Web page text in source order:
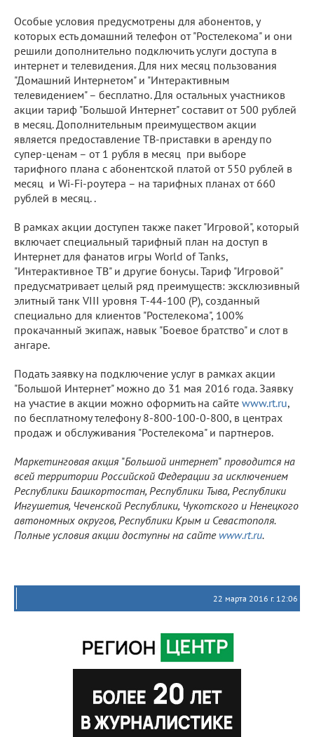
Особые условия предусмотрены для абонентов, у
которых есть домашний телефон от "Ростелекома" и они
решили дополнительно подключить услуги доступа в
интернет и телевидения. Для них месяц пользования
"Домашний Интернетом" и "Интерактивным
телевидением" – бесплатно. Для остальных участников
акции тариф "Большой Интернет" составит от 500 рублей
в месяц. Дополнительным преимуществом акции
является предоставление ТВ-приставки в аренду по
супер-ценам – от 1 рубля в месяц при выборе
тарифного плана с абонентской платой от 550 рублей в
месяц и Wi-Fi-роутера – на тарифных планах от 660
рублей в месяц. .
В рамках акции доступен также пакет "Игровой", который
включает специальный тарифный план на доступ в
Интернет для фанатов игры World of Tanks,
"Интерактивное ТВ" и другие бонусы. Тариф "Игровой"
предусматривает целый ряд преимуществ: эксклюзивный
элитный танк VIII уровня T-44-100 (Р), созданный
специально для клиентов "Ростелекома", 100%
прокачанный экипаж, навык "Боевое братство" и слот в
ангаре.
Подать заявку на подключение услуг в рамках акции
"Большой Интернет" можно до 31 мая 2016 года. Заявку
на участие в акции можно оформить на сайте www.rt.ru,
по бесплатному телефону 8-800-100-0-800, в центрах
продаж и обслуживания "Ростелекома" и партнеров.
Маркетинговая акция "Большой интернет" проводится на
всей территории Российской Федерации за исключением
Республики Башкортостан, Республики Тыва, Республики
Ингушетия, Чеченской Республики, Чукотского и Ненецкого
автономных округов, Республики Крым и Севастополя.
Полные условия акции доступны на сайте www.rt.ru.
22 марта 2016 г. 12:06